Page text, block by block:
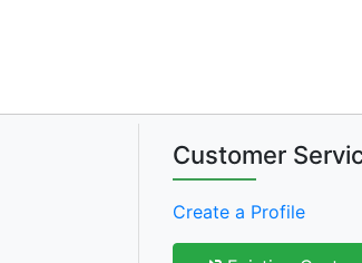
Customer
Create a Profile